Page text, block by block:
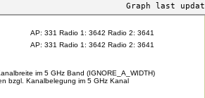
AP: 331 Radio 1: 3642 Radio 2: 3641
AP: 331 Radio 1: 3642 Radio 2: 3641
im 5 GHz Band (IGNORE_A_WIDTH)
bzgl. Kanalbelegung im 5 GHz Kanal